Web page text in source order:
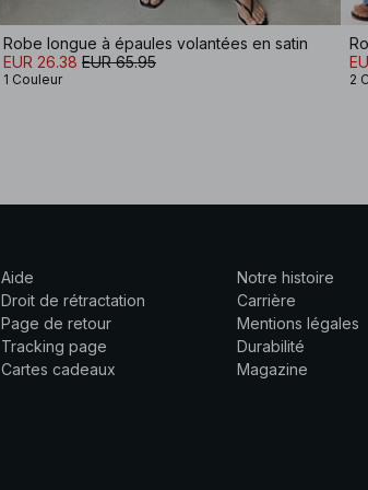
Robe longue à épaules volantées en satin
EUR 26.38 EUR 65.95
1 Couleur 2
Aide
Droit de rétractation
Page de retour
Tracking page
Cartes cadeaux
Notre histoire
Carrière
Mentions légales
Durabilité
Magazine